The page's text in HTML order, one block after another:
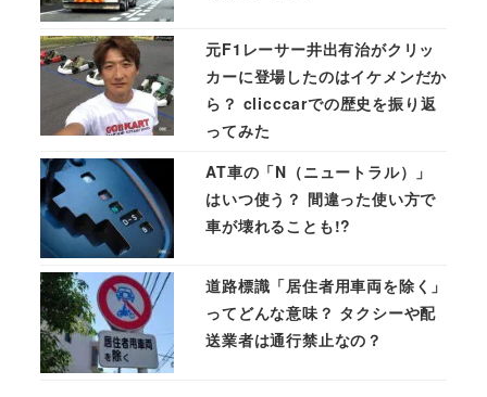
元F1レーサー井出有治がクリッ
カーに登場したのはイケメンだか
ら？ clicccarでの歴史を振り返
ってみた
AT車の「N（ニュートラル）」
はいつ使う？ 間違った使い方で
車が壊れることも!?
道路標識「居住者用車両を除く」
ってどんな意味？ タクシーや配
送業者は通行禁止なの？